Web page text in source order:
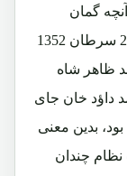
گمان
میرفت بوقوع پیوست و با حدوث کودتای 26 سرطان 1352
ظاهر شاه
داؤد خان جای
بدین معنی
نظام چندان